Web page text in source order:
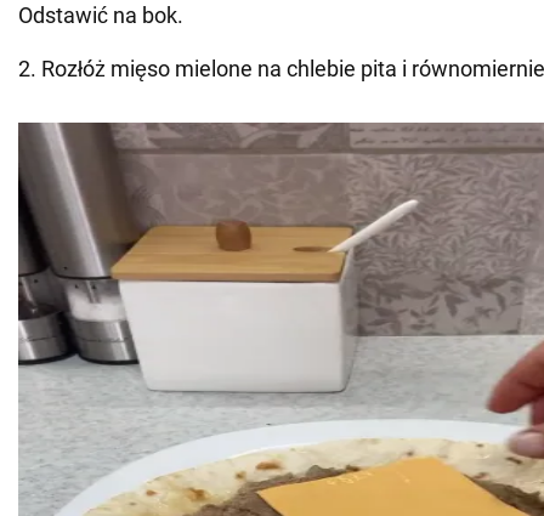
Odstawić na bok.
2. Rozłóż mięso mielone na chlebie pita i